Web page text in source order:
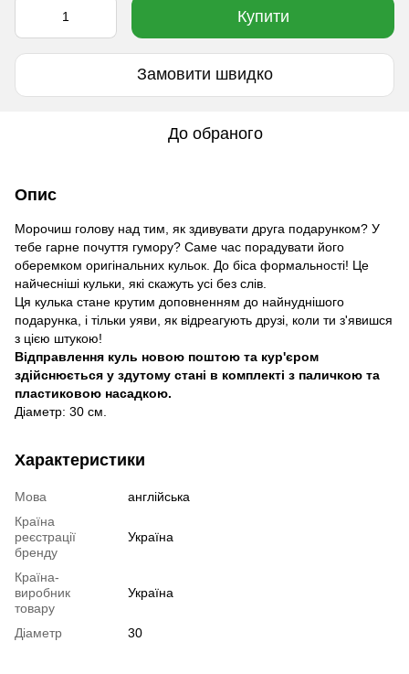
Купити
Замовити швидко
До обраного
Опис
Морочиш голову над тим, як здивувати друга подарунком? У
тебе гарне почуття гумору? Саме час порадувати його
оберемком оригінальних кульок. До біса формальності! Це
найчесніші кульки, які скажуть усі без слів.
Ця кулька стане крутим доповненням до найнуднішого
подарунка, і тільки уяви, як відреагують друзі, коли ти з'явишся
з цією штукою!
Відправлення куль новою поштою та кур'єром
здійснюється у здутому стані в комплекті з паличкою та
пластиковою насадкою.
Діаметр: 30 см.
Характеристики
Мова
англійська
Країна
реєстрації
бренду
Україна
Країна-
виробник
товару
Україна
Діаметр 30